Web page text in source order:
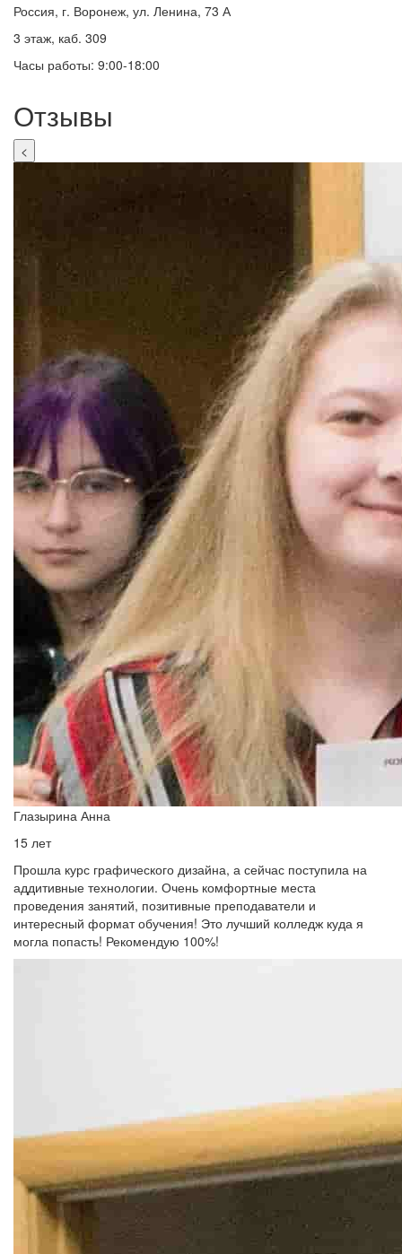
Россия, г. Воронеж, ул. Ленина, 73 А
3 этаж, каб. 309
Часы работы: 9:00-18:00
Отзывы
<
Глазырина Анна
15 лет
Прошла курс графического дизайна, а сейчас поступила на
аддитивные технологии. Очень комфортные места
проведения занятий, позитивные преподаватели и
интересный формат обучения! Это лучший колледж куда я
могла попасть! Рекомендую 100%!